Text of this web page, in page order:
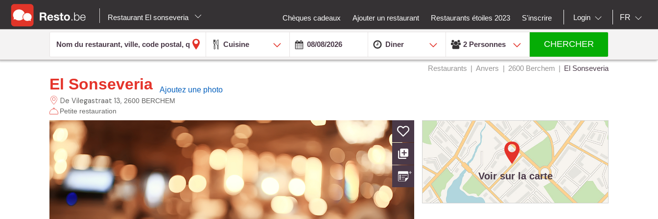
Restaurant El sonseveria Chèques cadeaux Ajouter un restaurant Restaurants étoiles 2023 S'inscrire Login FR
Cuisine Diner 2 Personnes CHERCHER
Restaurants Anvers 2600 Berchem El Sonseveria
El Sonseveria Ajoutez une photo
De Vilegastraat 13 2600 BERCHEM
Petite restauration
Voir sur la carte